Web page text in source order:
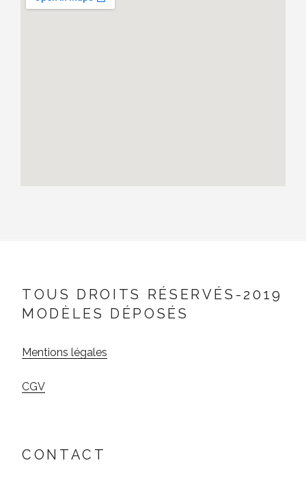
TOUS DROITS RÉSERVÉS-2019
MODÈLES DÉPOSÉS
Mentions légales
CGV
CONTACT